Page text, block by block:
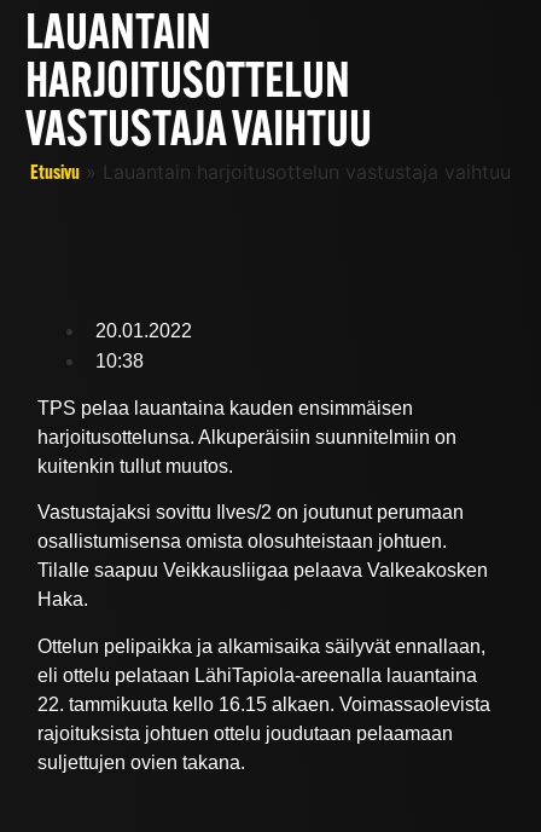
LAUANTAIN
HARJOITUSOTTELUN
VASTUSTAJA VAIHTUU
Etusivu » Lauantain harjoitusottelun vastustaja vaihtuu
20.01.2022
10:38
TPS pelaa lauantaina kauden ensimmäisen
harjoitusottelunsa. Alkuperäisiin suunnitelmiin on
kuitenkin tullut muutos.
Vastustajaksi sovittu Ilves/2 on joutunut perumaan
osallistumisensa omista olosuhteistaan johtuen.
Tilalle saapuu Veikkausliigaa pelaava Valkeakosken
Haka.
Ottelun pelipaikka ja alkamisaika säilyvät ennallaan,
eli ottelu pelataan LähiTapiola-areenalla lauantaina
22. tammikuuta kello 16.15 alkaen. Voimassaolevista
rajoituksista johtuen ottelu joudutaan pelaamaan
suljettujen ovien takana.